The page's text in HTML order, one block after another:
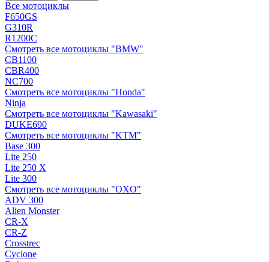
Все мотоциклы
F650GS
G310R
R1200C
Смотреть все мотоциклы "BMW"
CB1100
CBR400
NC700
Смотреть все мотоциклы "Honda"
Ninja
Смотреть все мотоциклы "Kawasaki"
DUKE690
Смотреть все мотоциклы "KTM"
Base 300
Lite 250
Lite 250 X
Lite 300
Смотреть все мотоциклы "OXO"
ADV 300
Alien Monster
CR-X
CR-Z
Crosstrec
Cyclone